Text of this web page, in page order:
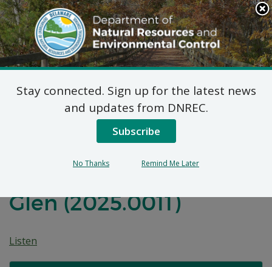
Search
This
Site
DNREC Menu
Determinación de
Constancia Federal:
Complejo de
Glen (2025.0011)
Listen
Stay connected. Sign up for the latest news
and updates from DNREC.
Subscribe
No Thanks Remind Me Later